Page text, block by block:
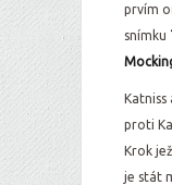
prvím
snímku
Katniss
proti
Krok
je stát